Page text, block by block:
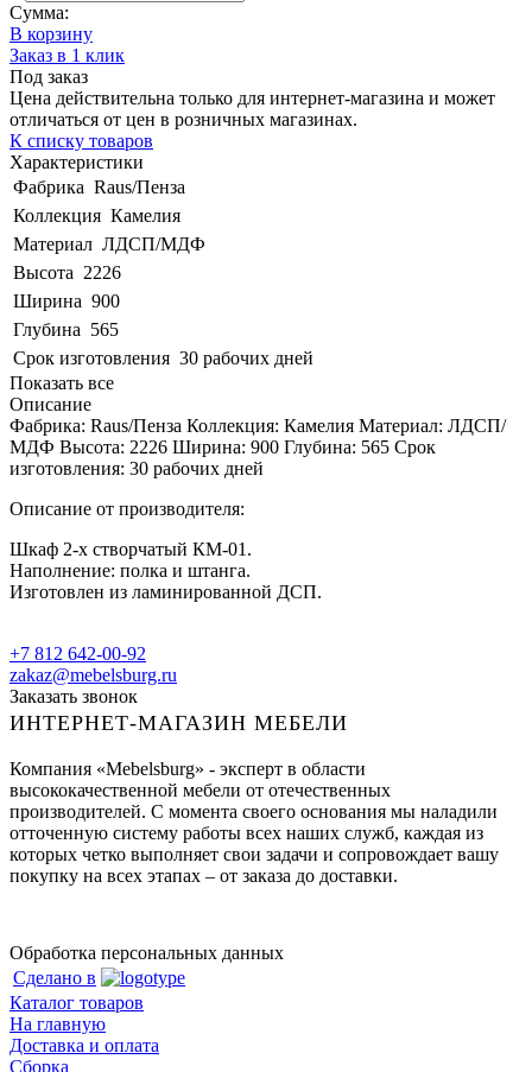
Сумма:
В корзину
Заказ в 1 клик
Под заказ
Цена действительна только для интернет-магазина и может
отличаться от цен в розничных магазинах.
К списку товаров
Характеристики
Фабрика Raus/Пенза
Коллекция Камелия
Материал ЛДСП/МДФ
Высота 2226
Ширина 900
Глубина 565
Срок изготовления 30 рабочих дней
Показать все
Описание
Фабрика: Raus/Пенза Коллекция: Камелия Материал: ЛДСП/
МДФ Высота: 2226 Ширина: 900 Глубина: 565 Срок
изготовления: 30 рабочих дней
Описание от производителя:
Шкаф 2-х створчатый КМ-01.
Наполнение: полка и штанга.
Изготовлен из ламинированной ДСП.
+7 812 642-00-92
zakaz@mebelsburg.ru
Заказать звонок
ИНТЕРНЕТ-МАГАЗИН МЕБЕЛИ
Компания «Mebelsburg» - эксперт в области
высококачественной мебели от отечественных
производителей. С момента своего основания мы наладили
отточенную систему работы всех наших служб, каждая из
которых четко выполняет свои задачи и сопровождает вашу
покупку на всех этапах – от заказа до доставки.
Обработка персональных данных
Сделано в
Каталог товаров
На главную
Доставка и оплата
Сборка